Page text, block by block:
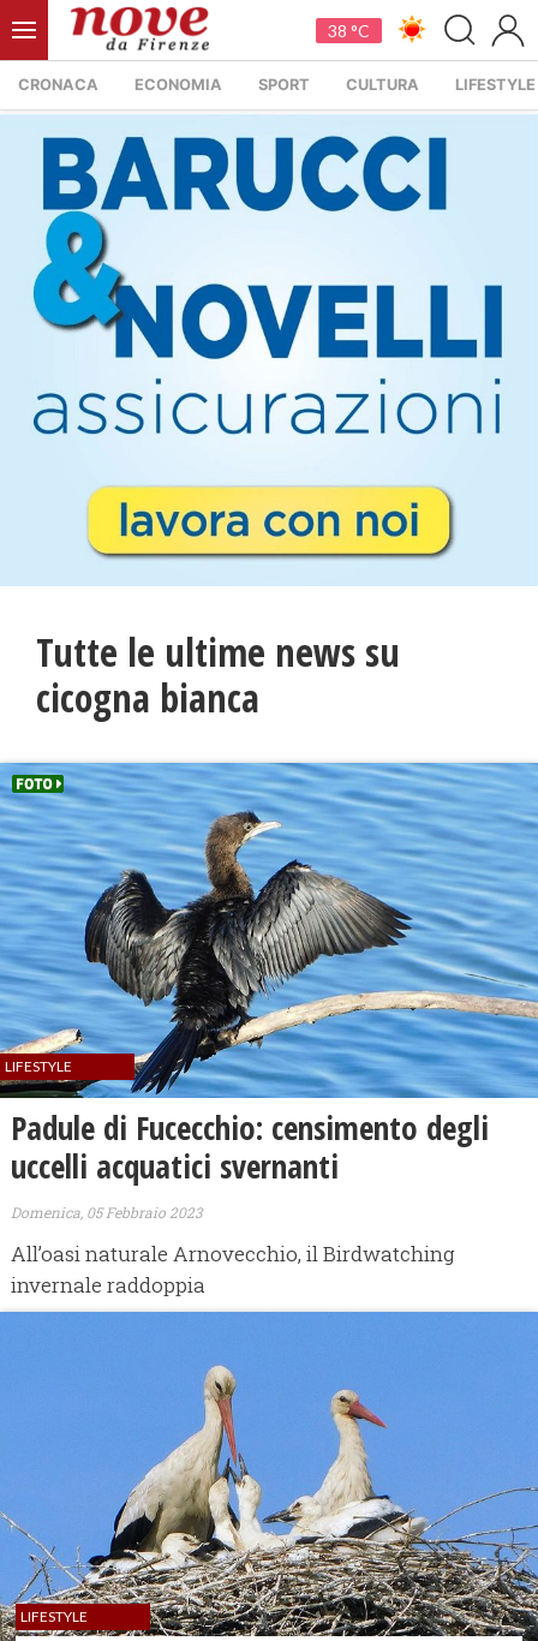
38 °C
CRONACA ECONOMIA SPORT CULTURA LIFESTYLE
Tutte le ultime news su
cicogna bianca
LIFESTYLE
Padule di Fucecchio: censimento degli
uccelli acquatici svernanti
Domenica, 05 Febbraio 2023
All’oasi naturale Arnovecchio, il Birdwatching
invernale raddoppia
LIFESTYLE